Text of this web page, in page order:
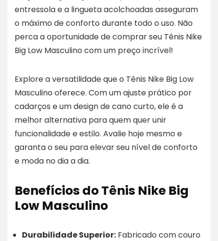
entressola e a lingueta acolchoadas asseguram
o máximo de conforto durante todo o uso. Não
perca a oportunidade de comprar seu Tênis Nike
Big Low Masculino com um preço incrível!
Explore a versatilidade que o Tênis Nike Big Low
Masculino oferece. Com um ajuste prático por
cadarços e um design de cano curto, ele é a
melhor alternativa para quem quer unir
funcionalidade e estilo. Avalie hoje mesmo e
garanta o seu para elevar seu nível de conforto
e moda no dia a dia.
Benefícios do Tênis Nike Big
Low Masculino
Durabilidade Superior: Fabricado com couro